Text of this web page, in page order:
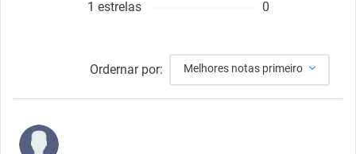
1 estrelas
0
Ordernar por: Melhores notas primeiro